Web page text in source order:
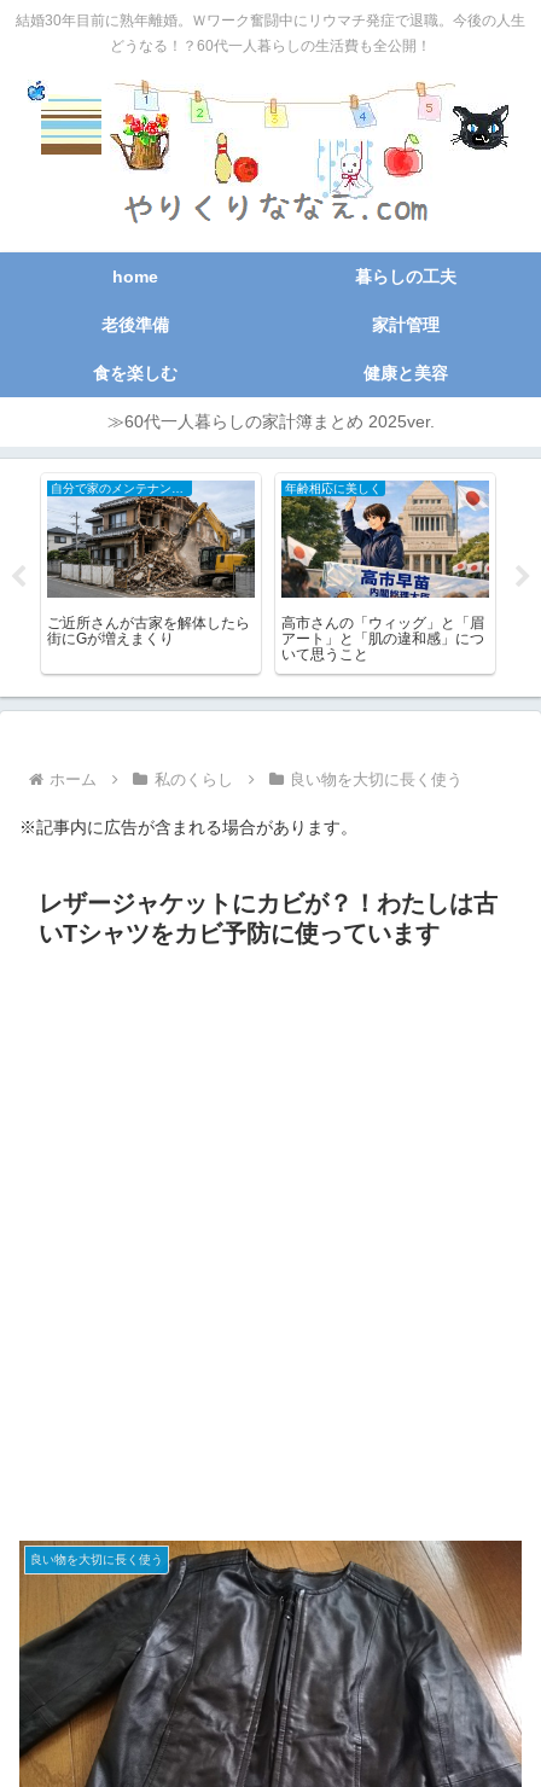
結婚30年目前に熟年離婚。Ｗワーク奮闘中にリウマチ発症で退職。今後の人生
どうなる！？60代一人暮らしの生活費も全公開！
home 暮らしの工夫
老後準備 家計管理
食を楽しむ 健康と美容
≫60代一人暮らしの家計簿まとめ 2025ver.
ご近所さんが古家を解体したら
街にGが増えまくり
年齢相応に美しく
高市さんの「ウィッグ」と「眉
アート」と「肌の違和感」につ
いて思うこと
ホーム 私のくらし 良い物を大切に長く使う
※記事内に広告が含まれる場合があります。
レザージャケットにカビが？！わたしは古
いTシャツをカビ予防に使っています
良い物を大切に長く使う